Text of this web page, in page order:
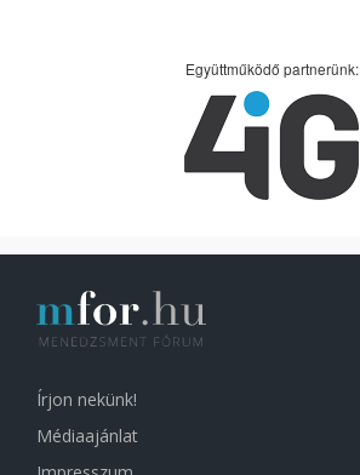
Együttműködő partnerünk:
Írjon nekünk!
Médiaajánlat